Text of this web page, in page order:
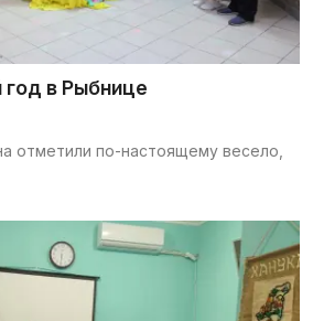
год в Рыбнице
отметили по-настоящему весело,